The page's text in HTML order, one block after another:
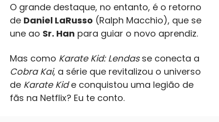
O grande destaque, no entanto, é o retorno
de Daniel LaRusso (Ralph Macchio), que se
une ao Sr. Han para guiar o novo aprendiz.
Mas como Karate Kid: Lendasse conecta a
Cobra Kai, a série que revitalizou o universo
de Karate Kide conquistou uma legião de
fãs na Netflix? Eu te conto.